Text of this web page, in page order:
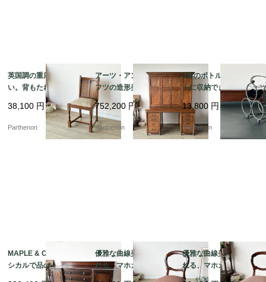
英国調の重厚な佇ま
い。背もたれの彫刻が
美しいオーク材ダイニ
ングチェア【2228】
38,100 円
Parthenon
アーツ・アンド・クラ
フツの造形美が光る、
名門Sopwith & Co社製
の大型オークプレジデ
ントデスク【d67】
752,200 円
Parthenon
3本のボトルをコンパク
トに収納できる卓上ボ
トルホルダー。葡萄の
装飾が美しいアイアン
製ワインラック【8529
-6】
13,800 円
Parthenon
MAPLE & Co社製 クラ
シカルで品のある佇ま
いのマホガニーサイド
優雅な曲線美に魅了さ
れる、マホガニーアン
ティークバルーンチェ
優雅な曲線美に魅了さ
れる、マホガニーアン
ティークバルーンチェ